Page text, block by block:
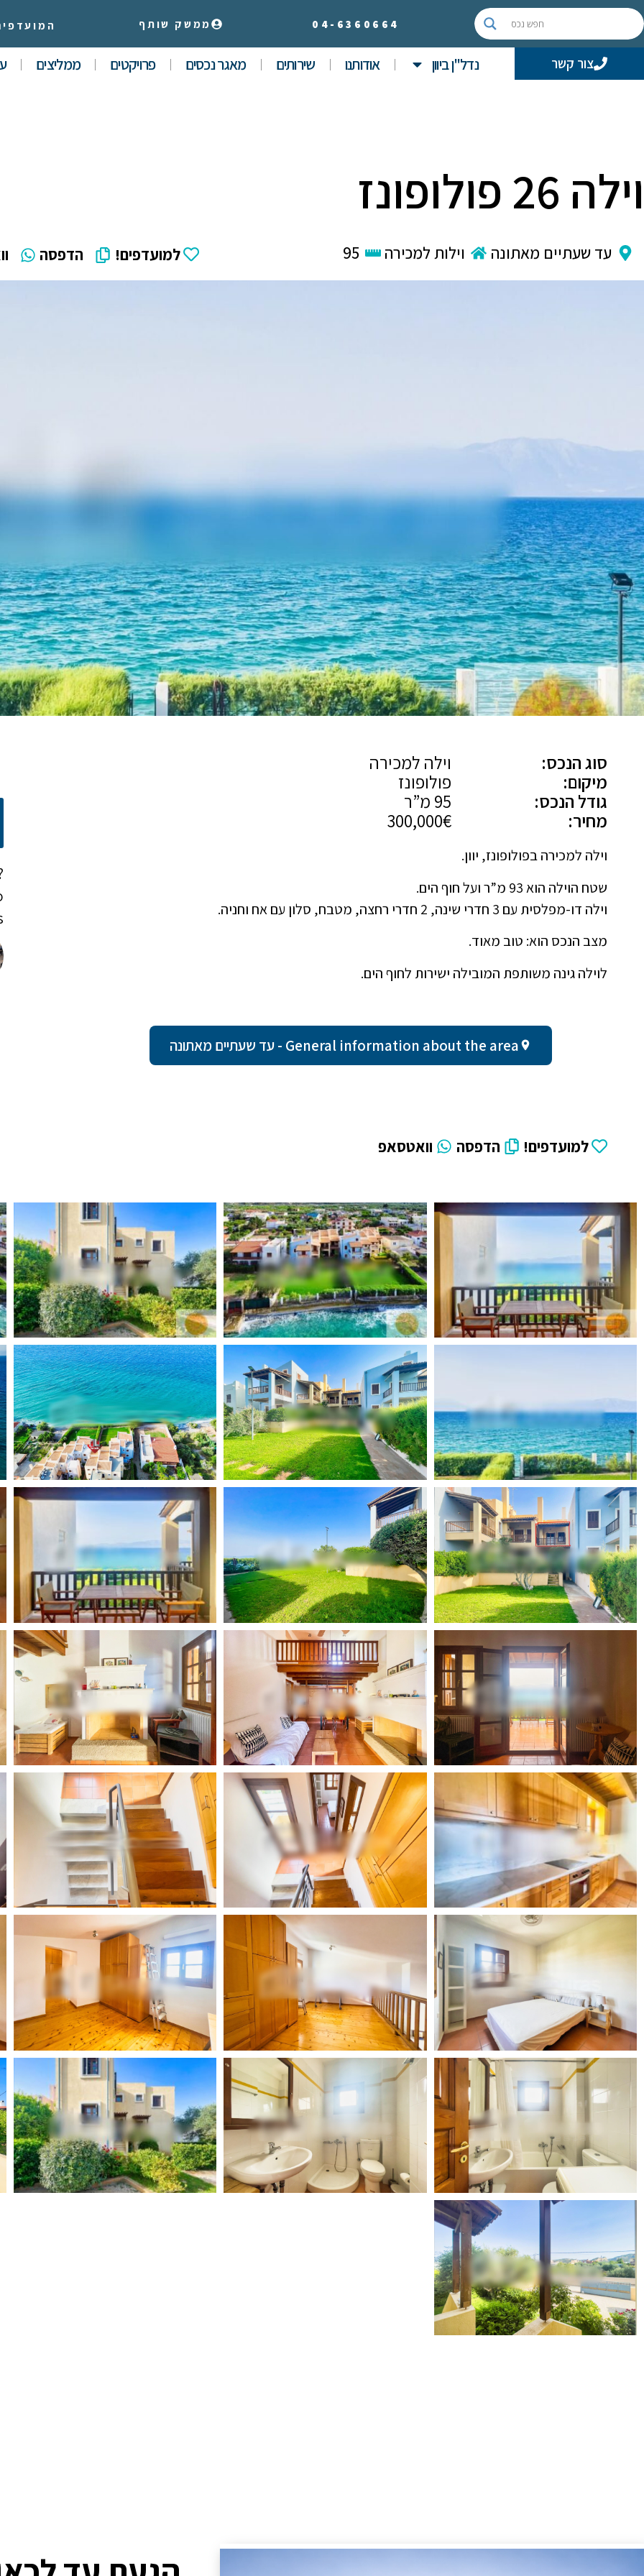
04- 6360664 ממשק שותף
צור קשר נדל"ן ביוון אודותנו שירותים מאגר נכסים פרויקטים ממליצים
וילה 26 פולופונז
עד שעתיים מאתונה וילות למכירה 95 למועדפים! הדפסה
סוג הנכס:
וילה למכירה
מיקום:
פולופונז
גודל הנכס:
מחיר:
300,000€
וילה למכירה בפולופונז, יוון.
שטח הוילה הוא 93 מ”ר ועל חוף הים.
וילה דו-מפלסית עם 3 חדרי שינה, 2 חדרי רחצה, מטבח, סלון עם אח וחניה.
מצב הנכס הוא: טוב מאוד.
לוילה גינה משותפת המובילה ישירות לחוף הים.
General information about the area - עד שעתיים מאתונה
למועדפים! הדפסה וואטסאפ